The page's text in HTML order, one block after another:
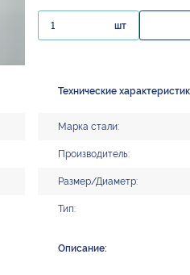
шт
Технические
Марка стали:
Производитель:
Размер/Диаметр:
Тип:
Описание: